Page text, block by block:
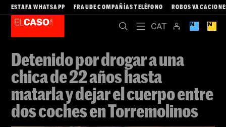
ESTAFA WHATSAPP FRAUDE COMPAÑÍAS TELÉFONO ROBOS
Detenido por drogar a una
chica de 22 años hasta
matarla y dejar el cuerpo entre
dos coches en Torremolinos